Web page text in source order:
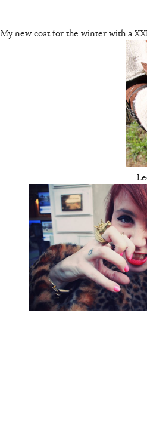
My new coat for the winter with a